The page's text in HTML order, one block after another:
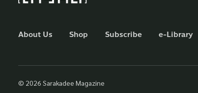
About Us Shop Subscribe e-Library
© 2026 Sarakadee Magazine